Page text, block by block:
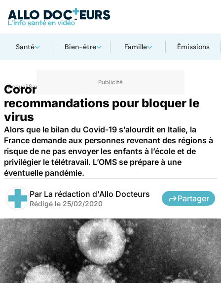
Santé Bien-être Famille Émissions
AccueilSanté
Coronavirus : de nouvelles
recommandations pour bloquer le
virus
Alors que le bilan du Covid-19 s’alourdit en Italie, la
France demande aux personnes revenant des régions à
risque de ne pas envoyer les enfants à l’école et de
privilégier le télétravail. L’OMS se prépare à une
éventuelle pandémie.
Par La rédaction d'Allo Docteurs
Rédigé le 25/02/2020
Partager